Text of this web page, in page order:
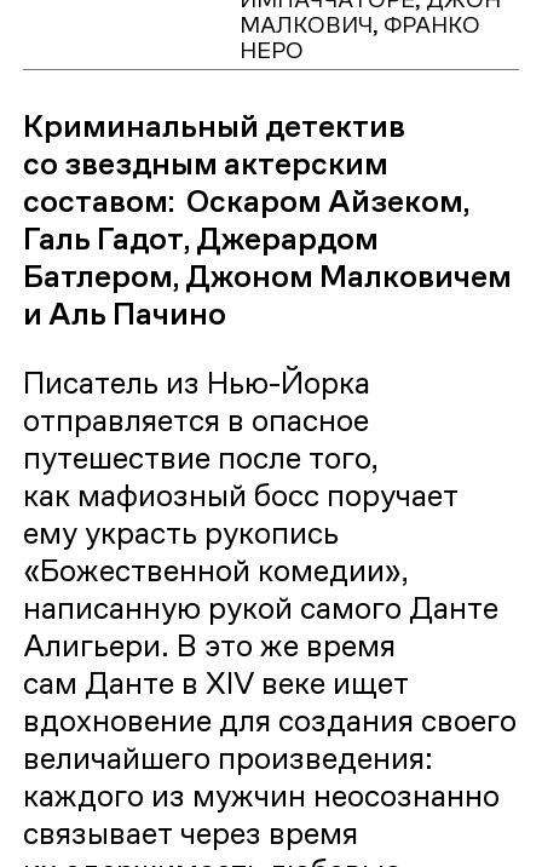
МАЛКОВИЧ, ФРАНКО
НЕРО
Криминальный детектив
со звездным актерским
составом: Оскаром Айзеком,
Галь Гадот, Джерардом
Батлером, Джоном Малковичем
и Аль Пачино
Писатель из Нью-Йорка
отправляется в опасное
путешествие после того,
как мафиозный босс поручает
ему украсть рукопись
«Божественной комедии»,
написанную рукой самого Данте
Алигьери. В это же время
сам Данте в XIV веке ищет
вдохновение для создания своего
величайшего произведения:
каждого из мужчин неосознанно
связывает через время